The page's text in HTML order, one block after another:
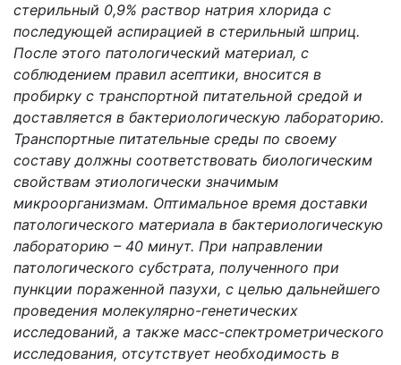
стерильный 0,9% раствор натрия хлорида с
последующей аспирацией в стерильный шприц.
После этого патологический материал, с
соблюдением правил асептики, вносится в
пробирку с транспортной питательной средой и
доставляется в бактериологическую лабораторию.
Транспортные питательные среды по своему
составу должны соответствовать биологическим
свойствам этиологически значимым
микроорганизмам. Оптимальное время доставки
патологического материала в бактериологическую
лабораторию – 40 минут. При направлении
патологического субстрата, полученного при
пункции пораженной пазухи, с целью дальнейшего
проведения молекулярно-генетических
исследований, а также масс-спектрометрического
исследования, отсутствует необходимость в